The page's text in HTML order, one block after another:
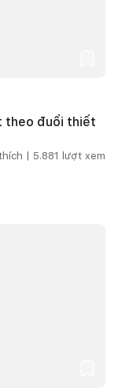
theo đuổi thiết
| 5.881 lượt xem